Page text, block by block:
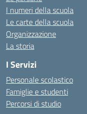
I numeri della scuola
Le carte della scuola
Organizzazione
La storia
I Servizi
Personale scolastico
Famiglie e studenti
Percorsi di studio